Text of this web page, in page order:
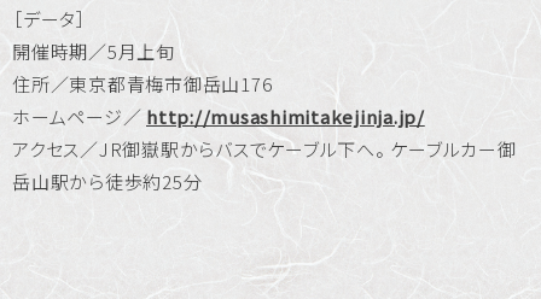
［データ］
開催時期／5月上旬
住所／東京都青梅市御岳山176
ホームページ／ http://musashimitakejinja.jp/
アクセス／JR御嶽駅からバスでケーブル下へ。 ケーブルカー御
岳山駅から徒歩約25分